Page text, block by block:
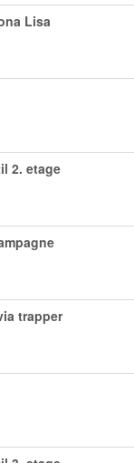
Lisa
2. etage
trapper